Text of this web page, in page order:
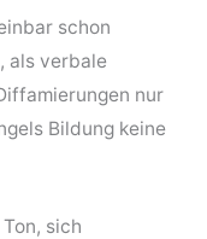
schon
als verbale
nur
Bildung keine
sich